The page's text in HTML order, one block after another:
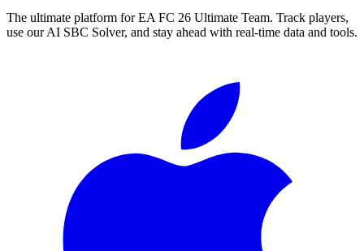
The ultimate platform for EA FC 26 Ultimate Team. Track players,
use our AI SBC Solver, and stay ahead with real-time data and tools.